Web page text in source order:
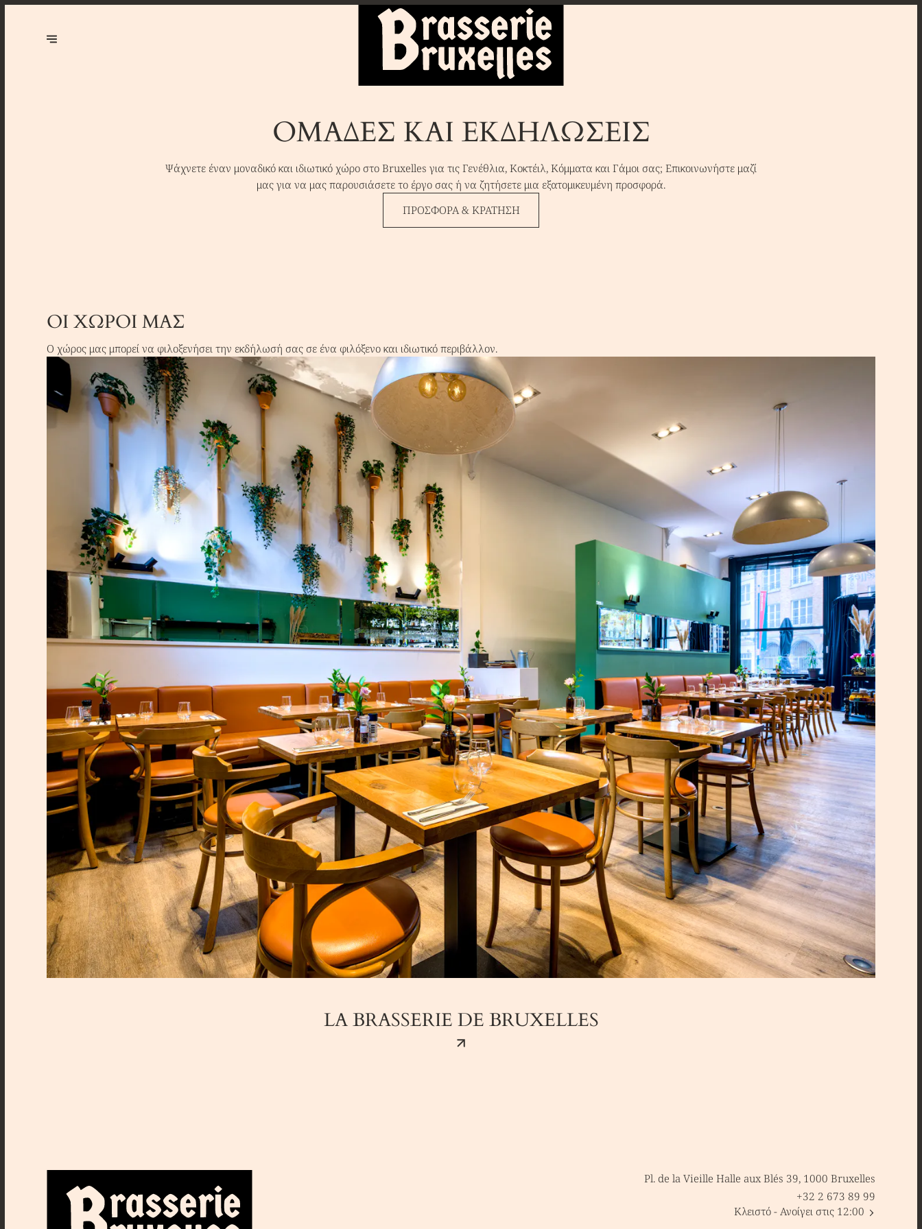
ΟΜΆΔΕΣ ΚΑΙ ΕΚΔΗΛΏΣΕΙΣ
Ψάχνετε έναν μοναδικό και ιδιωτικό χώρο στο Bruxelles για τις Γενέθλια, Κοκτέιλ, Κόμματα και Γάμοι σας; Επικοινωνήστε μαζί
μας για να μας παρουσιάσετε το έργο σας ή να ζητήσετε μια εξατομικευμένη προσφορά.
ΠΡΟΣΦΟΡΆ & ΚΡΆΤΗΣΗ
ΟΙ ΧΏΡΟΙ ΜΑΣ
Ο χώρος μας μπορεί να φιλοξενήσει την εκδήλωσή σας σε ένα φιλόξενο και ιδιωτικό περιβάλλον.
LA BRASSERIE DE BRUXELLES
Pl. de la Vieille Halle aux Blés 39, 1000 Bruxelles
+32 2 673 89 99
Κλειστό- Ανοίγει στις 12:00